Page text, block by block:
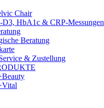
Chair
D3, HbA1c & CRP-Messungen
Beratung
& Zustellung